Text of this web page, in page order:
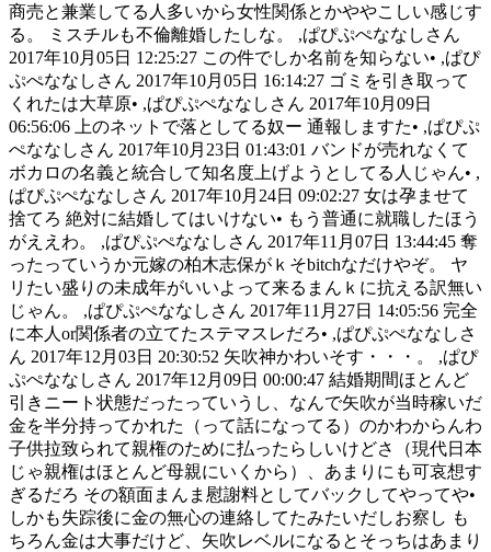
商売と兼業してる人多いから女性関係とかややこしい感じす
る。 ミスチルも不倫離婚したしな。 ,ぱぴぷぺななしさん
2017年10月05日 12:25:27 この件でしか名前を知らない• ,ぱぴ
ぷぺななしさん 2017年10月05日 16:14:27 ゴミを引き取って
くれたは大草原• ,ぱぴぷぺななしさん 2017年10月09日
06:56:06 上のネットで落としてる奴ー 通報しますた• ,ぱぴぷ
ぺななしさん 2017年10月23日 01:43:01 バンドが売れなくて
ボカロの名義と統合して知名度上げようとしてる人じゃん• ,
ぱぴぷぺななしさん 2017年10月24日 09:02:27 女は孕ませて
捨てろ 絶対に結婚してはいけない• もう普通に就職したほう
がええわ。 ,ぱぴぷぺななしさん 2017年11月07日 13:44:45 奪
ったっていうか元嫁の柏木志保がｋそbitchなだけやぞ。 ヤ
リたい盛りの未成年がいいよって来るまんｋに抗える訳無い
じゃん。 ,ぱぴぷぺななしさん 2017年11月27日 14:05:56 完全
に本人or関係者の立てたステマスレだろ• ,ぱぴぷぺななしさ
ん 2017年12月03日 20:30:52 矢吹神かわいそす・・・。 ,ぱぴ
ぷぺななしさん 2017年12月09日 00:00:47 結婚期間ほとんど
引きニート状態だったっていうし、なんで矢吹が当時稼いだ
金を半分持ってかれた（って話になってる）のかわからんわ
子供拉致られて親権のために払ったらしいけどさ（現代日本
じゃ親権はほとんど母親にいくから）、あまりにも可哀想す
ぎるだろ その額面まんま慰謝料としてバックしてやってや•
しかも失踪後に金の無心の連絡してたみたいだしお察し も
ちろん金は大事だけど、矢吹レベルになるとそっちはあまり